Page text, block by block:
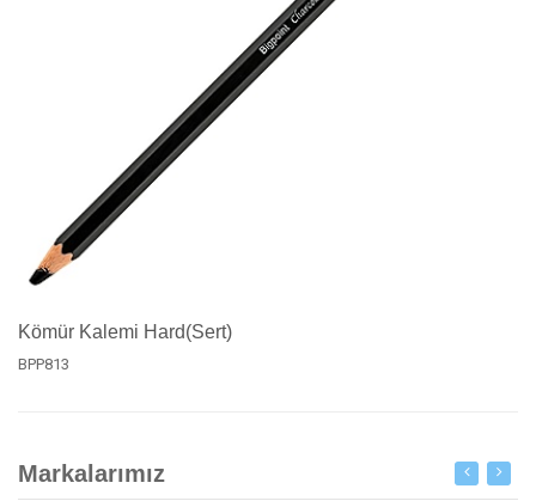
Kömür Kalemi Hard(Sert)
BPP813
Markalarımız